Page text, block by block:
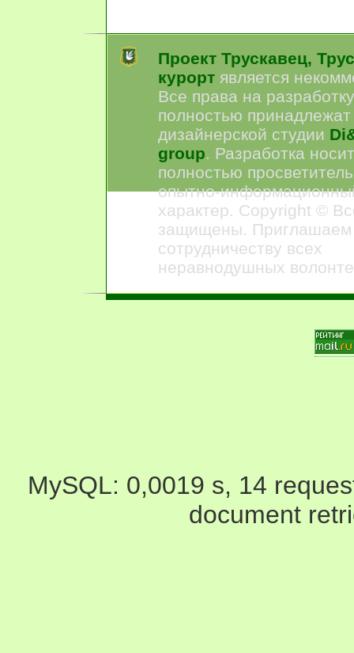
Проект Трускавец,
курорт является
Все права на разработку
полностью принадлежат
дизайнерской студии
group. Разработка носит
полностью
опытно-
характер. Copyright ©
защищены. Приглашаем
сотрудничеству всех
неравнодушных
MySQL: 0,0019 s, 14
document